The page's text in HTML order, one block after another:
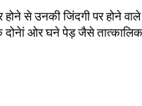
उनकी जिंदगी पर होने वाले
ओर घने पेड़ जैसे तात्कालिक